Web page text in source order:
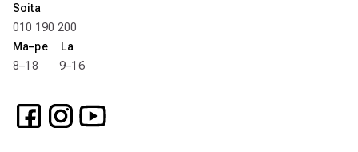
Soita
010 190 200
Ma–pe La
8–18 9–16